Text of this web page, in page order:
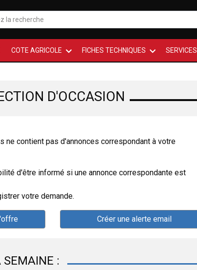
COTE AGRICOLE FICHES TECHNIQUES SERVICES
D'OCCASION
ne contient pas d'annonces correspondant à votre
d'être informé si une annonce correspondante est
votre demande.
Créer une alerte email
SEMAINE :